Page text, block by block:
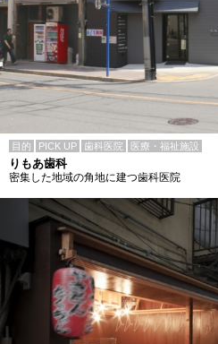
目的 PICK UP 歯科医院 医療・福祉施設
りもあ歯科
密集した地域の角地に建つ歯科医院